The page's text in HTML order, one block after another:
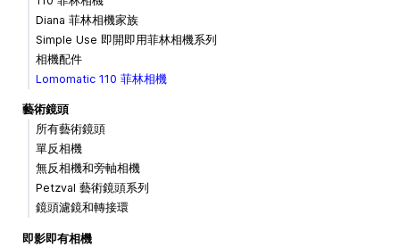
Diana 菲林相機家族
Simple Use 即開即用菲林相機系列
相機配件
Lomomatic 110 菲林相機
藝術鏡頭
所有藝術鏡頭
單反相機
無反相機和旁軸相機
Petzval 藝術鏡頭系列
鏡頭濾鏡和轉接環
即影即有相機